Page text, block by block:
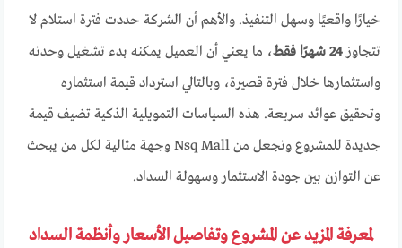
خيارًا واقعيًا وسهل التنفيذ. والأهم أن الشركة حددت فترة استلام لا
تتجاوز24 شهرًا فقط
، ما يعني أن العميل يمكنه بدء تشغيل وحدته
واستثمارها خلال فترة قصيرة، وبالتالي استرداد قيمة استثماره
وتحقيق عوائد سريعة. هذه السياسات التمويلية الذكية تضيف قيمة
جديدة للمشروع وتجعل من Nsq Mall وجهة مثالية لكل من يبحث
عن التوازن بين جودة الاستثمار وسهولة السداد.
لمعرفة المزيد عن المشروع وتفاصيل الأسعار وأنظمة السداد